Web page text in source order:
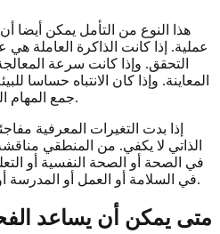
هذا النوع من التأمل يمكن أيضا
عملية. إذا كانت الذاكرة العاملة
التحقق. وإذا كانت سرعة
المعاينة. وإذا كان الانتباه حساسا
جمع المهام المتشابهة أهم من بذل جهد أكبر.
إذا بدت التغيرات المعرفية
الذاتي لا يكفي. من المنطقي
في الصحة أو الصحة النفسية أو
في السلامة أو العمل أو المدرسة أو العلاقات أو الاستقلال اليومي.
متى يمكن أن يساعد